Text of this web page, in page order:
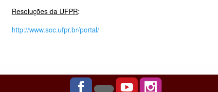
Resoluções da UFPR:
http://www.soc.ufpr.br/portal/